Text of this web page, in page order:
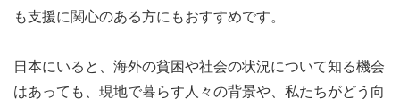
も支援に関心のある方にもおすすめです。
日本にいると、海外の貧困や社会の状況について知る機会
はあっても、現地で暮らす人々の背景や、私たちがどう向